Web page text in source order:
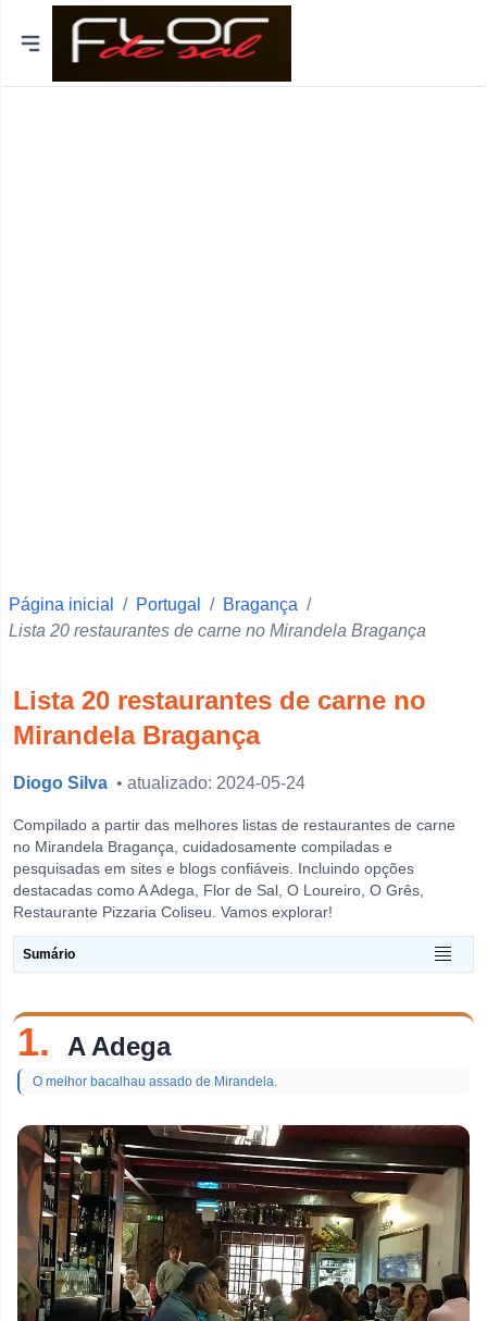
Beja
Santarém
Portalegre
Castelo Branco
Évora
Leiria
Guarda
Horta
View more
Discotecas
Churrascarias
Pastelarias
Bares De Vinho
Pizzarias
Bares
Brunches
Página inicial / Portugal / Bragança /
Lista 20 restaurantes de carne no Mirandela Bragança
Lista 20 restaurantes de carne no
Mirandela Bragança
Diogo Silva • atualizado: 2024-05-24
Compilado a partir das melhores listas de restaurantes de carne
no Mirandela Bragança, cuidadosamente compiladas e
pesquisadas em sites e blogs confiáveis. Incluindo opções
destacadas como A Adega, Flor de Sal, O Loureiro, O Grês,
Restaurante Pizzaria Coliseu. Vamos explorar!
Sumário
1. A Adega
O melhor bacalhau assado de Mirandela.